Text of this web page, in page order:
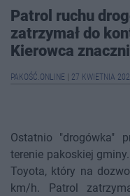
Patrol ruchu
zatrzymał do
Kierowca
PAKOŚĆ.ONLINE 27 KWIETNIA
Ostatnio "drogówka"
terenie pakoskiej
Toyota, który na
km/h. Patrol